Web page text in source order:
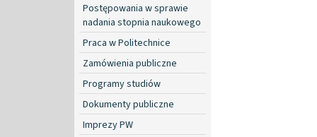
Postępowania w sprawie
nadania stopnia naukowego
Praca w Politechnice
Zamówienia publiczne
Programy studiów
Dokumenty publiczne
Imprezy PW